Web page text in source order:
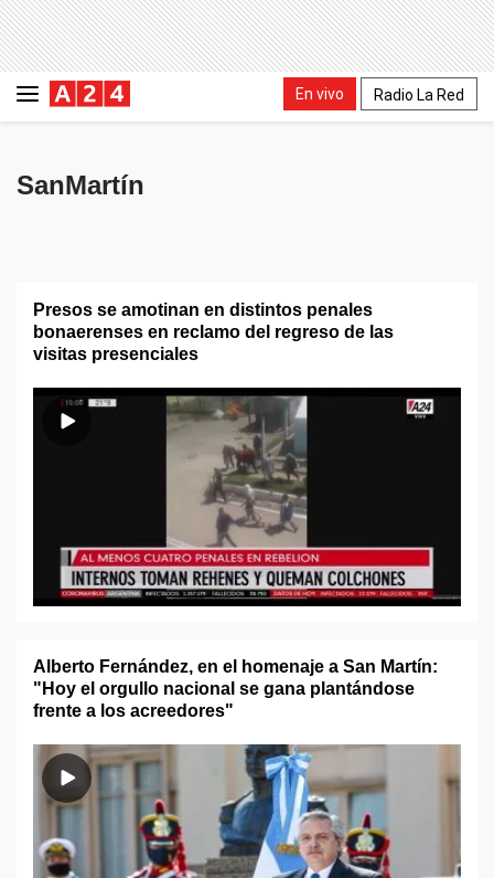
En vivo Radio La Red
SanMartín
Presos se amotinan en distintos penales
bonaerenses en reclamo del regreso de las
visitas presenciales
Alberto Fernández, en el homenaje a San Martín:
"Hoy el orgullo nacional se gana plantándose
frente a los acreedores"